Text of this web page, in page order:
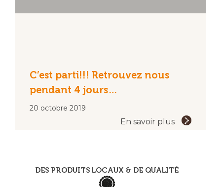
C’est parti!!! Retrouvez nous
pendant 4 jours…
20 octobre 2019
En savoir plus
DES PRODUITS LOCAUX & DE QUALITÉ